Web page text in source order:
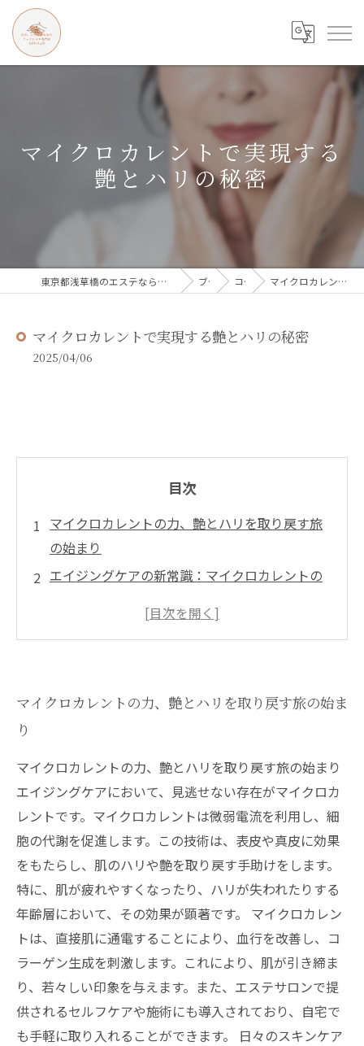
マイクロカレントで実現する
艶とハリの秘密
東京都浅草橋のエステなら目の、シワとたるみのフェイシャル専門店 regalo ブログ コラム マイクロカレントで実現する艶とハリの秘密
マイクロカレントで実現する艶とハリの秘密
2025/04/06
目次
マイクロカレントの力、艶とハリを取り戻す旅
の始まり
エイジングケアの新常識：マイクロカレントの
肌の再生を促す！マイクロカレントの驚くべき
介
お客様の声：マイクロカレント体験者が語る変
化
新しい自分に出会う：マイクロカレントで永遠
の美を手に入れる
マイクロカレントの力、艶とハリを取り戻す旅の始ま
り
マイクロカレントの力、艶とハリを取り戻す旅の始まり
エイジングケアにおいて、見逃せない存在がマイクロカ
レントです。マイクロカレントは微弱電流を利用し、細
胞の代謝を促進します。この技術は、表皮や真皮に効果
をもたらし、肌のハリや艶を取り戻す手助けをします。
特に、肌が疲れやすくなったり、ハリが失われたりする
年齢層において、その効果が顕著です。 マイクロカレン
トは、直接肌に通電することにより、血行を改善し、コ
ラーゲン生成を刺激します。これにより、肌が引き締ま
り、若々しい印象を与えます。また、エステサロンで提
供されるセルフケアや施術にも導入されており、自宅で
も手軽に取り入れることができます。 日々のスキンケア